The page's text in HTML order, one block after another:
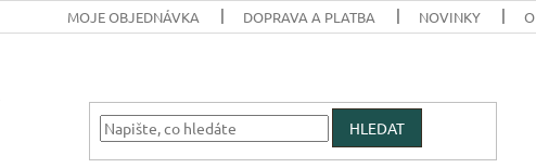
MOJE OBJEDNÁVKA DOPRAVA A PLATBA NOVINKY O
HLEDAT